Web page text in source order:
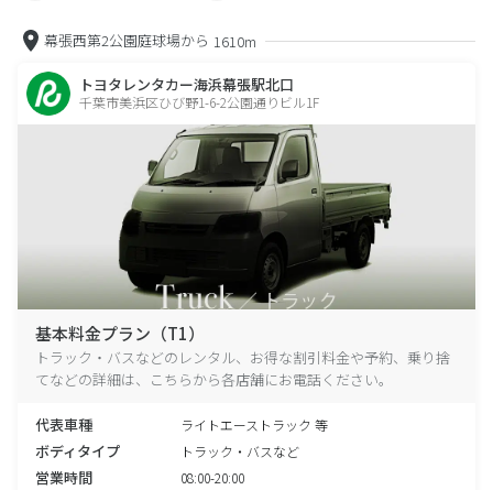
幕張西第2公園庭球場から 1610m
トヨタレンタカー海浜幕張駅北口
千葉市美浜区ひび野1-6-2公園通りビル1F
基本料金プラン（T1）
トラック・バスなどのレンタル、お得な割引料金や予約、乗り捨
てなどの詳細は、こちらから各店舗にお電話ください。
代表車種 ライトエーストラック 等
ボディタイプ トラック・バスなど
営業時間 08:00-20:00